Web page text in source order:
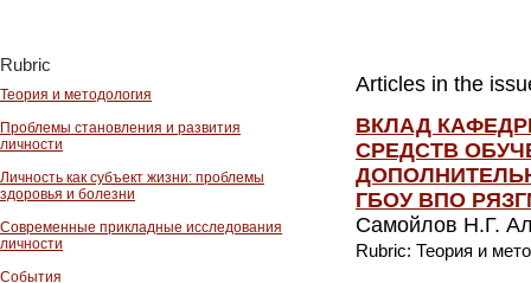
Rubric
Теория и методология
Проблемы становления и развития
личности
Личность как субъект жизни: проблемы
здоровья и болезни
Современные прикладные исследования
личности
События
Articles in the
ВКЛАД
СРЕДСТВ
ГБОУ ВПО
Самойлов Н.Г.
Rubric: Теория и